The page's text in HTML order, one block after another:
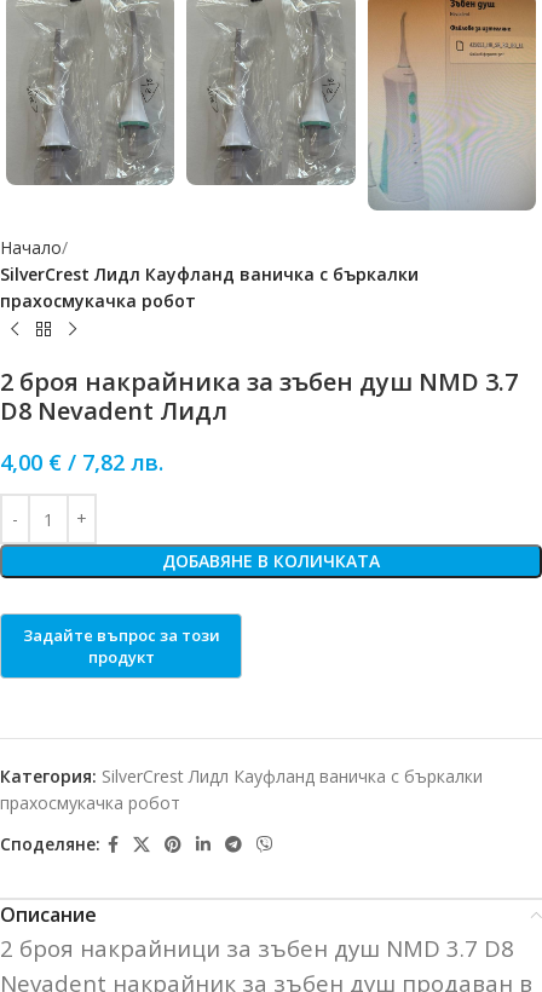
Начало
SilverCrest Лидл Кауфланд ваничка с бъркалки
прахосмукачка робот
2 броя накрайника за зъбен душ NMD 3.7
D8 Nevadent Лидл
4,00 € / 7,82 лв.
ДОБАВЯНЕ В КОЛИЧКАТА
Категория: SilverCrest Лидл Кауфланд ваничка с бъркалки
прахосмукачка робот
Споделяне:
Описание
2 броя накрайници за зъбен душ NMD 3.7 D8
Nevadent накрайник за зъбен душ продаван в